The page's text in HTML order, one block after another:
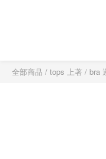
全部商品 / tops 上著 / bra